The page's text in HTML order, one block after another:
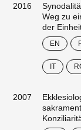
2016
Weg zu
der
EN
IT
2007